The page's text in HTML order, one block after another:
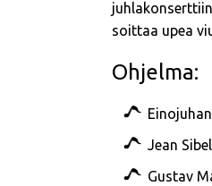
soittaa upea
Ohjelma:
Jean
Gustav